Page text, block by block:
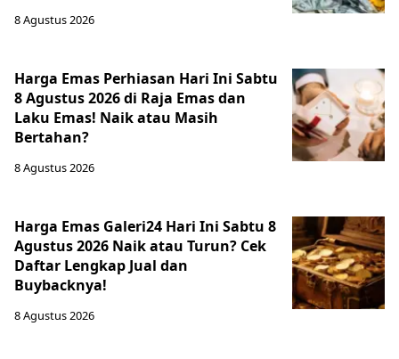
8 Agustus 2026
Harga Emas Perhiasan Hari Ini Sabtu
8 Agustus 2026 di Raja Emas dan
Laku Emas! Naik atau Masih
Bertahan?
8 Agustus 2026
Harga Emas Galeri24 Hari Ini Sabtu 8
Agustus 2026 Naik atau Turun? Cek
Daftar Lengkap Jual dan
Buybacknya!
8 Agustus 2026